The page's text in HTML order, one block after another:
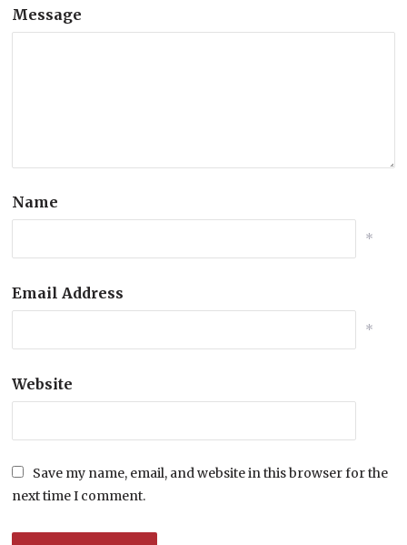
Message
Name
*
Email Address
*
Website
Save my name, email, and website in this browser for the
next time I comment.